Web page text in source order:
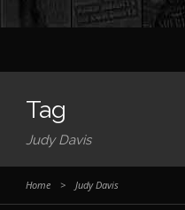
Tag
Judy Davis
Home > Judy Davis